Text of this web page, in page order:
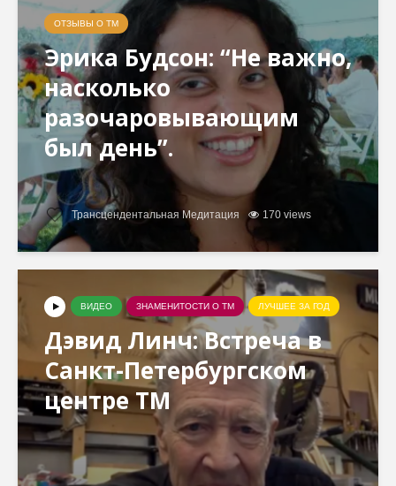
ОТЗЫВЫ О ТМ
Эрика Будсон: “Не важно,
насколько
разочаровывающим
был день”.
Трансцендентальная Медитация 170 views
ВИДЕО ЗНАМЕНИТОСТИ О ТМ ЛУЧШЕЕ ЗА ГОД
Дэвид Линч: Встреча в
Санкт-Петербургском
центре ТМ